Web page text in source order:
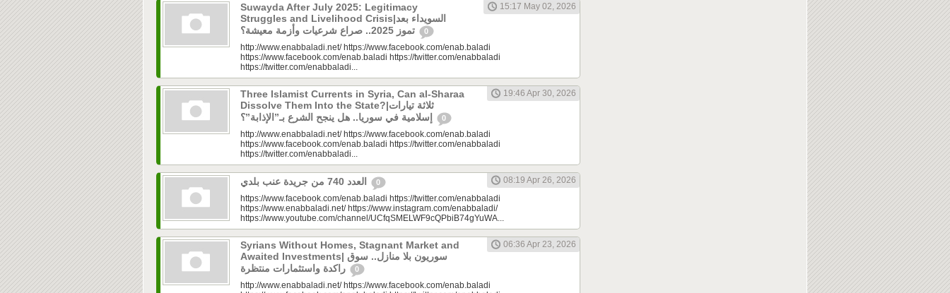
Suwayda After July 2025: Legitimacy
Struggles and Livelihood Crisis|السويداء بعد
0
15:17 May 02, 2026
http://www.enabbaladi.net/ https://www.facebook.com/enab.baladi
https://www.facebook.com/enab.baladi https://twitter.com/enabbaladi
https://twitter.com/enabbaladi...
Three Islamist Currents in Syria, Can al-Sharaa
Dissolve Them Into the State?|ثلاثة تيارات
0
19:46 Apr 30, 2026
http://www.enabbaladi.net/ https://www.facebook.com/enab.baladi
https://www.facebook.com/enab.baladi https://twitter.com/enabbaladi
https://twitter.com/enabbaladi...
0
08:19 Apr 26, 2026
https://www.facebook.com/enab.baladi https://twitter.com/enabbaladi
https://www.enabbaladi.net/ https://www.instagram.com/enabbaladi/
https://www.youtube.com/channel/UCfqSMELWF9cQPbiB74gYuWA...
Syrians Without Homes, Stagnant Market and
Awaited Investments| سوريون بلا منازل.. سوق
0
06:36 Apr 23, 2026
http://www.enabbaladi.net/ https://www.facebook.com/enab.baladi